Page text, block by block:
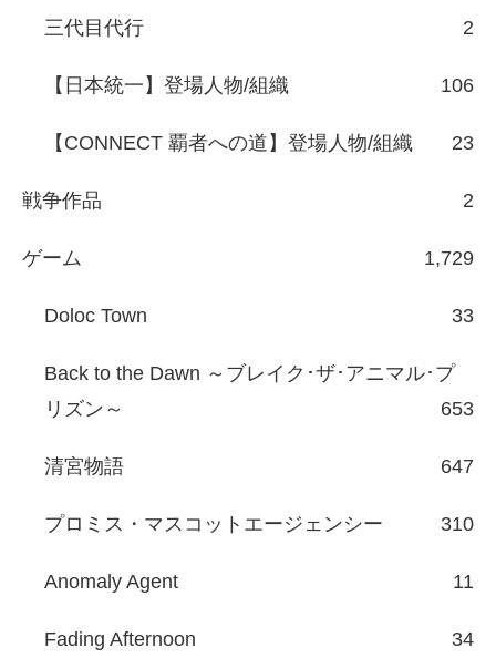
三代目代行 2
【日本統一】登場人物/組織 106
【CONNECT 覇者への道】登場人物/組織 23
戦争作品 2
ゲーム 1,729
Doloc Town 33
Back to the Dawn ～ブレイク･ザ･アニマル･プ
リズン～
653
清宮物語 647
プロミス・マスコットエージェンシー 310
Anomaly Agent 11
Fading Afternoon 34